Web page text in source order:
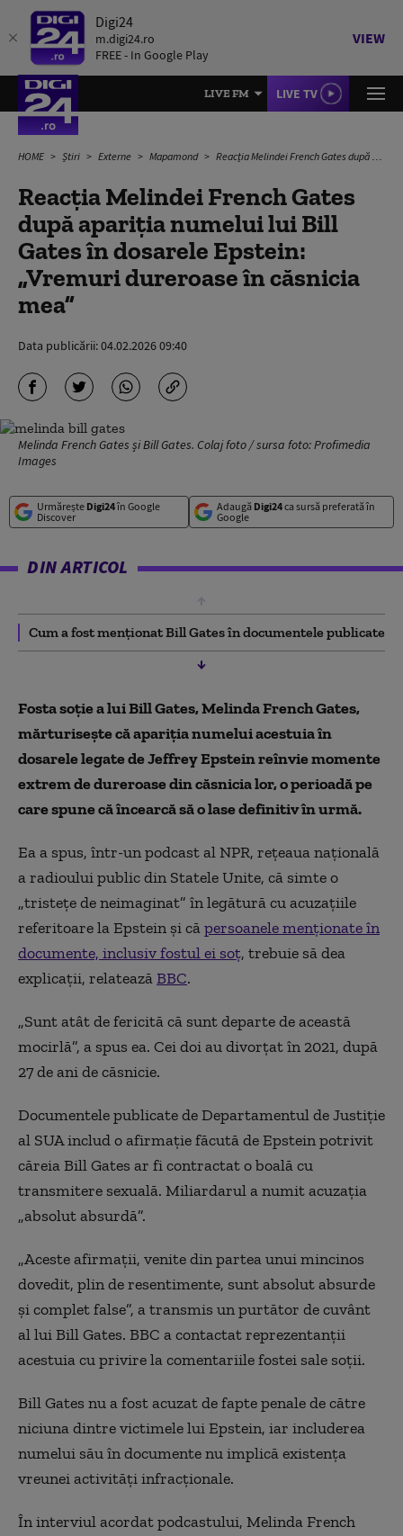
Digi24
m.digi24.ro
FREE - In Google Play
VIEW
LIVE FM LIVE TV
HOME Știri Externe Mapamond Reacția Melindei French Gates după apariția numelui lui Bill Gates în dosarele Epstein: „Vremuri dureroase în căsnicia mea”
Reacția Melindei French Gates
după apariția numelui lui Bill
Gates în dosarele Epstein:
„Vremuri dureroase în căsnicia
mea”
Data publicării:04.02.2026 09:40
Melinda French Gates și Bill Gates. Colaj foto / sursa foto: Profimedia
Images
Urmărește Digi24în Google
Discover
Adaugă Digi24ca sursă preferată în
Google
DIN ARTICOL
Cum a fost menționat Bill Gates în documentele publicate
Fosta soție a lui Bill Gates, Melinda French Gates,
mărturisește că apariția numelui acestuia în
dosarele legate de Jeffrey Epstein reînvie momente
extrem de dureroase din căsnicia lor, o perioadă pe
care spune că încearcă să o lase definitiv în urmă.
Ea a spus, într-un podcast al NPR, rețeaua națională
a radioului public din Statele Unite, că simte o
„tristețe de neimaginat” în legătură cu acuzațiile
referitoare la Epstein și căpersoanele menționate în
documente, inclusiv fostul ei soț, trebuie să dea
explicații, relateazăBBC.
„Sunt atât de fericită că sunt departe de această
mocirlă”, a spus ea. Cei doi au divorțat în 2021, după
27 de ani de căsnicie.
Documentele publicate de Departamentul de Justiție
al SUA includ o afirmație făcută de Epstein potrivit
căreia Bill Gates ar fi contractat o boală cu
transmitere sexuală. Miliardarul a numit acuzația
„absolut absurdă”.
„Aceste afirmații, venite din partea unui mincinos
dovedit, plin de resentimente, sunt absolut absurde
și complet false”, a transmis un purtător de cuvânt
al lui Bill Gates. BBC a contactat reprezentanții
acestuia cu privire la comentariile fostei sale soții.
Bill Gates nu a fost acuzat de fapte penale de către
niciuna dintre victimele lui Epstein, iar includerea
numelui său în documente nu implică existența
vreunei activități infracționale.
În interviul acordat podcastului, Melinda French